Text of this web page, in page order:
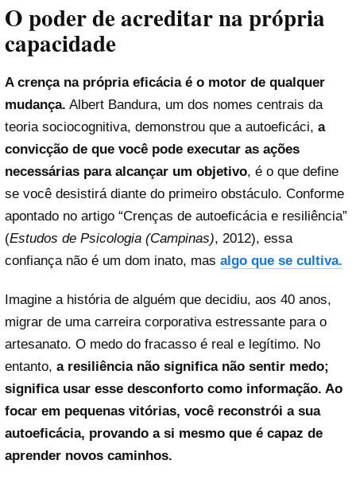
O poder de acreditar na própria
capacidade
A crença na própria eficácia é o motor de qualquer
mudança. Albert Bandura, um dos nomes centrais da
teoria sociocognitiva, demonstrou que a autoeficáci, a
convicção de que você pode executar as ações
necessárias para alcançar um objetivo, é o que define
se você desistirá diante do primeiro obstáculo. Conforme
apontado no artigo “Crenças de autoeficácia e resiliência”
(Estudos de Psicologia (Campinas), 2012), essa
confiança não é um dom inato, mas algo que se cultiva.
Imagine a história de alguém que decidiu, aos 40 anos,
migrar de uma carreira corporativa estressante para o
artesanato. O medo do fracasso é real e legítimo. No
entanto, a resiliência não significa não sentir medo;
significa usar esse desconforto como informação. Ao
focar em pequenas vitórias, você reconstrói a sua
autoeficácia, provando a si mesmo que é capaz de
aprender novos caminhos.